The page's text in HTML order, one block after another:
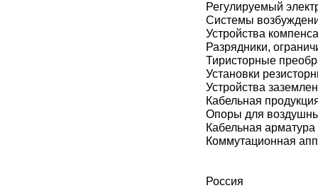
Регулируемый
Системы
Устройства
Разрядники,
Тиристорные
Установки
Устройства
Кабельная
Опоры для
Кабельная арматура
Коммутационная
Россия